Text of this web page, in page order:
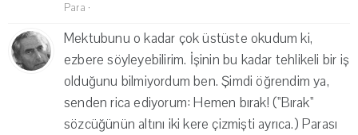
Para ·
Mektubunu o kadar çok üstüste okudum ki,
ezbere söyleyebilirim. İşinin bu kadar tehlikeli bir iş
olduğunu bilmiyordum ben. Şimdi öğrendim ya,
senden rica ediyorum: Hemen bırak! (''Bırak''
sözcüğünün altını iki kere çizmişti ayrıca.) Parası